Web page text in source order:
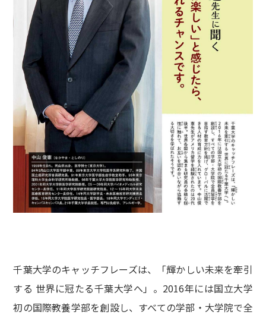
千葉大学のキャッチフレーズは、「輝かしい未来を牽引
する 世界に冠たる千葉大学へ」。2016年には国立大学
初の国際教養学部を創設し、すべての学部・大学院で全